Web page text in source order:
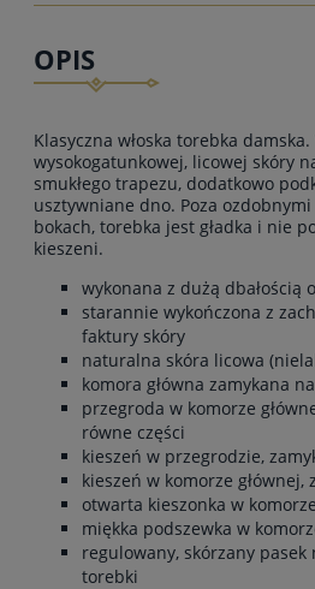
OPIS
Klasyczna włoska torebka
wysokogatunkowej, licowej skóry
smukłego trapezu, dodatkowo
usztywniane dno. Poza
bokach, torebka jest gładka i nie
kieszeni.
wykonana z dużą dbałością
starannie wykończona z
faktury skóry
naturalna skóra licowa
komora główna zamykana
przegroda w komorze
równe części
kieszeń w przegrodzie,
kieszeń w komorze głównej,
otwarta kieszonka w
miękka podszewka w
regulowany, skórzany
torebki